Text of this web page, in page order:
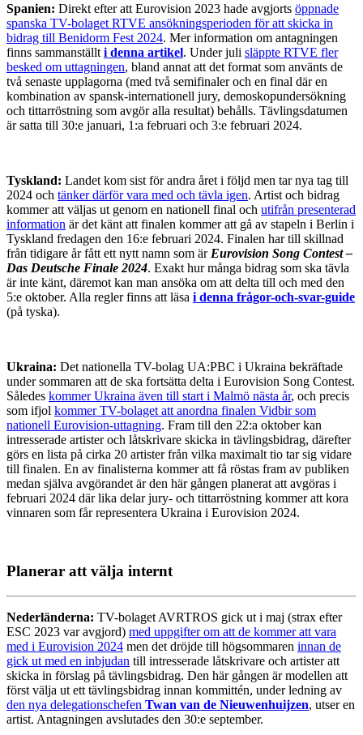
Spanien: Direkt efter att Eurovision 2023 hade avgjorts öppnade
spanska TV-bolaget RTVE ansökningsperioden för att skicka in
bidrag till Benidorm Fest 2024. Mer information om antagningen
finns sammanställt i denna artikel. Under juli släppte RTVE fler
besked om uttagningen, bland annat att det format som använts de
två senaste upplagorna (med två semifinaler och en final där en
kombination av spansk-internationell jury, demoskopundersökning
och tittarröstning som avgör alla resultat) behålls. Tävlingsdatumen
är satta till 30:e januari, 1:a februari och 3:e februari 2024.
Tyskland: Landet kom sist för andra året i följd men tar nya tag till
2024 och tänker därför vara med och tävla igen. Artist och bidrag
kommer att väljas ut genom en nationell final och utifrån presenterad
information är det känt att finalen kommer att gå av stapeln i Berlin i
Tyskland fredagen den 16:e februari 2024. Finalen har till skillnad
från tidigare år fått ett nytt namn som är Eurovision Song Contest –
Das Deutsche Finale 2024. Exakt hur många bidrag som ska tävla
är inte känt, däremot kan man ansöka om att delta till och med den
5:e oktober. Alla regler finns att läsa i denna frågor-och-svar-guide
(på tyska).
Ukraina: Det nationella TV-bolag UA:PBC i Ukraina bekräftade
under sommaren att de ska fortsätta delta i Eurovision Song Contest.
Således kommer Ukraina även till start i Malmö nästa år, och precis
som ifjol kommer TV-bolaget att anordna finalen Vidbir som
nationell Eurovision-uttagning. Fram till den 22:a oktober kan
intresserade artister och låtskrivare skicka in tävlingsbidrag, därefter
görs en lista på cirka 20 artister från vilka maximalt tio tar sig vidare
till finalen. En av finalisterna kommer att få röstas fram av publiken
medan själva avgörandet är den här gången planerat att avgöras i
februari 2024 där lika delar jury- och tittarröstning kommer att kora
vinnaren som får representera Ukraina i Eurovision 2024.
Planerar att välja internt
Nederländerna: TV-bolaget AVRTROS gick ut i maj (strax efter
ESC 2023 var avgjord) med uppgifter om att de kommer att vara
med i Eurovision 2024 men det dröjde till högsommaren innan de
gick ut med en inbjudan till intresserade låtskrivare och artister att
skicka in förslag på tävlingsbidrag. Den här gången är modellen att
först välja ut ett tävlingsbidrag innan kommittén, under ledning av
den nya delegationschefen Twan van de Nieuwenhuijzen, utser en
artist. Antagningen avslutades den 30:e september.